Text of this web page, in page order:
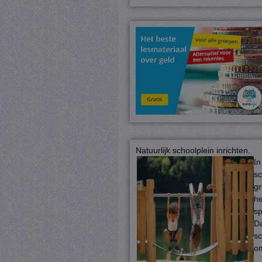
Natuurlijk schoolplein inrichten.